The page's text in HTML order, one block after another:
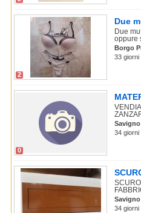
2
Due
Due
oppure
Borgo
33
0
Savigno
34
Savigno
34